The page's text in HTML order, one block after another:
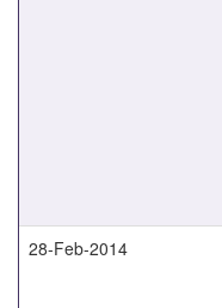
28-Feb-2014